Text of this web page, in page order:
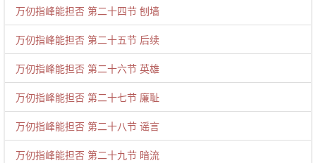
万仞指峰能担否 第二十四节 刨墙
万仞指峰能担否 第二十五节 后续
万仞指峰能担否 第二十六节 英雄
万仞指峰能担否 第二十七节 廉耻
万仞指峰能担否 第二十八节 谣言
万仞指峰能担否 第二十九节 暗流